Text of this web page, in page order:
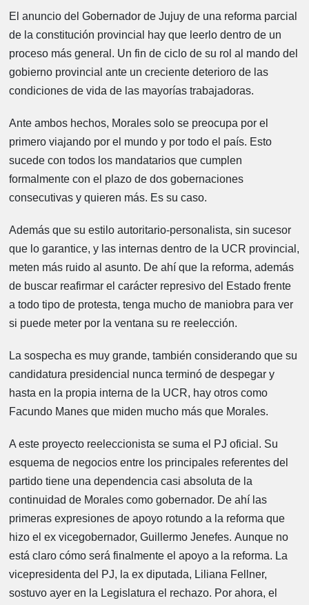
El anuncio del Gobernador de Jujuy de una reforma parcial
de la constitución provincial hay que leerlo dentro de un
proceso más general. Un fin de ciclo de su rol al mando del
gobierno provincial ante un creciente deterioro de las
condiciones de vida de las mayorías trabajadoras.
Ante ambos hechos, Morales solo se preocupa por el
primero viajando por el mundo y por todo el país. Esto
sucede con todos los mandatarios que cumplen
formalmente con el plazo de dos gobernaciones
consecutivas y quieren más. Es su caso.
Además que su estilo autoritario-personalista, sin sucesor
que lo garantice, y las internas dentro de la UCR provincial,
meten más ruido al asunto. De ahí que la reforma, además
de buscar reafirmar el carácter represivo del Estado frente
a todo tipo de protesta, tenga mucho de maniobra para ver
si puede meter por la ventana su re reelección.
La sospecha es muy grande, también considerando que su
candidatura presidencial nunca terminó de despegar y
hasta en la propia interna de la UCR, hay otros como
Facundo Manes que miden mucho más que Morales.
A este proyecto reeleccionista se suma el PJ oficial. Su
esquema de negocios entre los principales referentes del
partido tiene una dependencia casi absoluta de la
continuidad de Morales como gobernador. De ahí las
primeras expresiones de apoyo rotundo a la reforma que
hizo el ex vicegobernador, Guillermo Jenefes. Aunque no
está claro cómo será finalmente el apoyo a la reforma. La
vicepresidenta del PJ, la ex diputada, Liliana Fellner,
sostuvo ayer en la Legislatura el rechazo. Por ahora, el